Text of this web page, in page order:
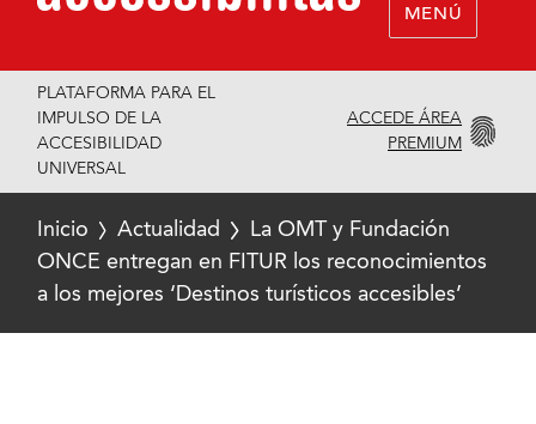
MENÚ
PLATAFORMA PARA EL
IMPULSO DE LA
ACCESIBILIDAD
UNIVERSAL
ACCEDE ÁREA
PREMIUM
Inicio Actualidad
La OMT y Fundación
ONCE entregan en FITUR los reconocimientos
a los mejores ‘Destinos turísticos accesibles’